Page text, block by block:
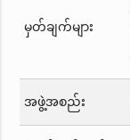
မှတ်ချက်များ
အဖွဲ့အစည်း